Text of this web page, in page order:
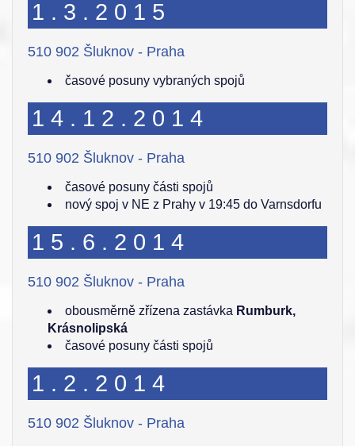
1.3.2015
510 902 Šluknov - Praha
časové posuny vybraných spojů
14.12.2014
510 902 Šluknov - Praha
časové posuny části spojů
nový spoj v NE z Prahy v 19:45 do Varnsdorfu
15.6.2014
510 902 Šluknov - Praha
obousměrně zřízena zastávka Rumburk,
Krásnolipská
časové posuny části spojů
1.2.2014
510 902 Šluknov - Praha